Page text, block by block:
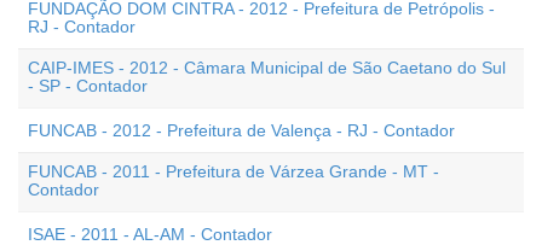
FUNDAÇÃO DOM CINTRA - 2012 - Prefeitura de Petrópolis -
RJ - Contador
CAIP-IMES - 2012 - Câmara Municipal de São Caetano do Sul
- SP - Contador
FUNCAB - 2012 - Prefeitura de Valença - RJ - Contador
FUNCAB - 2011 - Prefeitura de Várzea Grande - MT -
Contador
ISAE - 2011 - AL-AM - Contador